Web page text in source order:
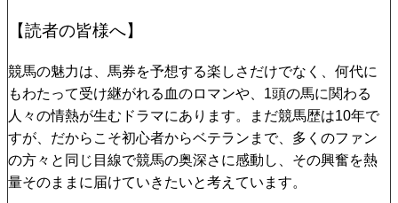
【読者の皆様へ】
競馬の魅力は、馬券を予想する楽しさだけでなく、何代に
もわたって受け継がれる血のロマンや、1頭の馬に関わる
人々の情熱が生むドラマにあります。まだ競馬歴は10年で
すが、だからこそ初心者からベテランまで、多くのファン
の方々と同じ目線で競馬の奥深さに感動し、その興奮を熱
量そのままに届けていきたいと考えています。